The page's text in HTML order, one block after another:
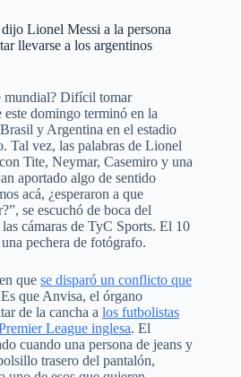
Lionel Messi a la persona
llevarse a los argentinos
mundial? Difícil tomar
domingo terminó en la
y Argentina en el estadio
Tal vez, las palabras de Lionel
Tite, Neymar, Casemiro y una
aportado algo de sentido
acá, ¿esperaron a que
se escuchó de boca del
cámaras de TyC Sports. El 10
pechera de fotógrafo.
que se disparó un conflicto que
Es que Anvisa, el órgano
de la cancha a los futbolistas
League inglesa. El
cuando una persona de jeans y
trasero del pantalón,